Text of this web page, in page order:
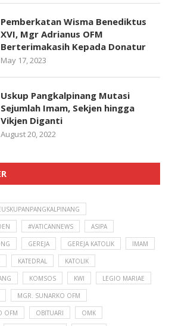
Pemberkatan Wisma Benediktus
XVI, Mgr Adrianus OFM
Berterimakasih Kepada Donatur
May 17, 2023
Uskup Pangkalpinang Mutasi
Sejumlah Imam, Sekjen hingga
Vikjen Diganti
August 20, 2022
#VATICANNEWS ASIPA
GEREJA GEREJA KATOLIK IMAM
KATEDRAL KATOLIK
KOMSOS KWI LEGIO MARIAE
MGR. SUNARKO OFM
OFM OBITUARI OMK